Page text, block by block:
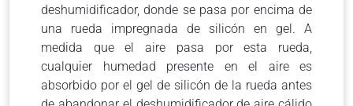
deshumidificador, donde se pasa por encima de
una rueda impregnada de silicón en gel. A
medida que el aire pasa por esta rueda,
cualquier humedad presente en el aire es
absorbido por el gel de silicón de la rueda antes